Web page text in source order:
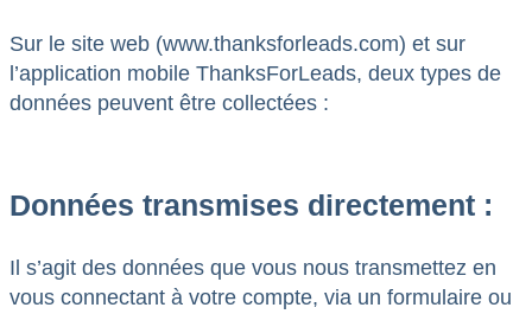
Sur le site web (www.thanksforleads.com) et sur
l’application mobile ThanksForLeads, deux types de
données peuvent être collectées :
Données transmises directement :
Il s’agit des données que vous nous transmettez en
vous connectant à votre compte, via un formulaire ou